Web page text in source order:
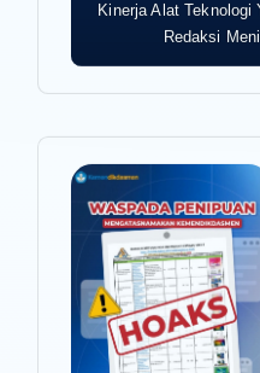
Kinerja Alat Teknologi
Redaksi